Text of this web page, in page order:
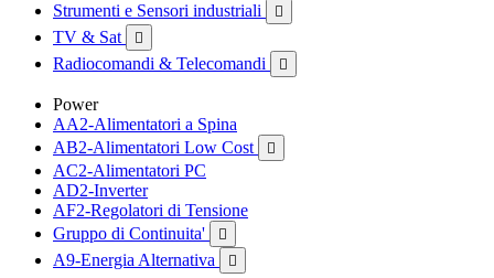
Strumenti e Sensori industriali 
TV & Sat 
Radiocomandi & Telecomandi 
Power
AA2-Alimentatori a Spina
AB2-Alimentatori Low Cost

AC2-Alimentatori PC
AD2-Inverter
AF2-Regolatori di Tensione
Gruppo di Continuita'

A9-Energia Alternativa 